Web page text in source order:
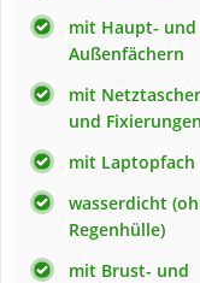
mit Haupt- und
Außenfächern
mit
und Fixierungen
mit Laptopfach
wasserdicht
Regenhülle)
mit Brust- und